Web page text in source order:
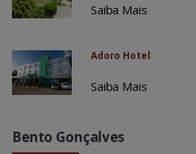
Saiba Mais
Adoro Hotel
Saiba Mais
Bento Gonçalves